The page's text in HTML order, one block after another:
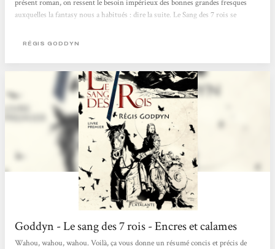
présent roman, on ressent le besoin impérieux des bonnes grandes fresques
auxquelles la fantasy nous a habitués : dire la suite. Le Sang des 7 rois se
avancé, découpé en sept royaumes se faisant la guerre aussi régulièrement que
RÉGIS GODDYN
Goddyn - Le sang des 7 rois - Encres et calames
Wahou, wahou, wahou. Voilà, ça vous donne un résumé concis et précis de